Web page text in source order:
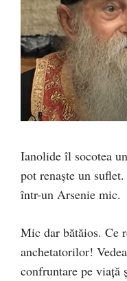
Ianolide îl socotea
pot renaște un
într-un Arsenie mic.
Mic dar bătăios. Ce
anchetatorilor!
confruntare pe viață